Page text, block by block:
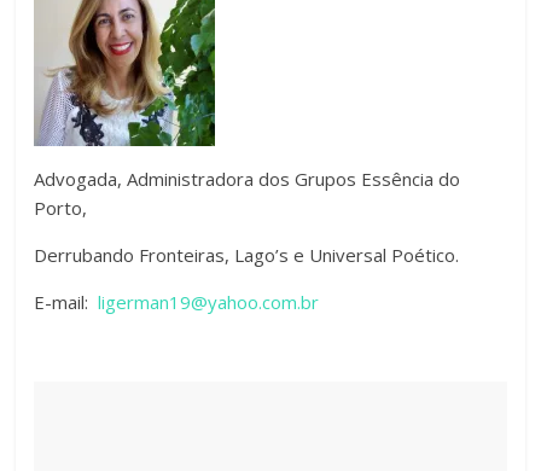
Advogada, Administradora dos Grupos Essência do
Porto,
Derrubando Fronteiras, Lago’s e Universal Poético.
E-mail: ligerman19@yahoo.com.br